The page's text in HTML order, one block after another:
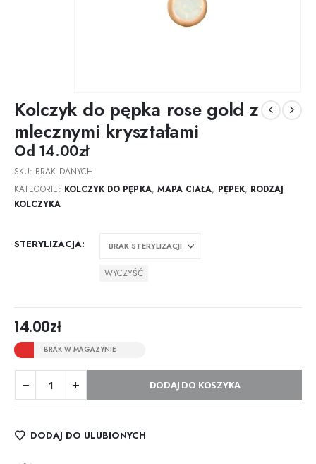
Kolczyk do pępka rose gold z
mlecznymi kryształami
Od 14.00zł
SKU: BRAK DANYCH
KATEGORIE: KOLCZYK DO PĘPKA, MAPA CIAŁA, PĘPEK, RODZAJ
KOLCZYKA
STERYLIZACJA
WYCZYŚĆ
14.00zł
BRAK W MAGAZYNIE
DODAJ DO KOSZYKA
DODAJ DO ULUBIONYCH